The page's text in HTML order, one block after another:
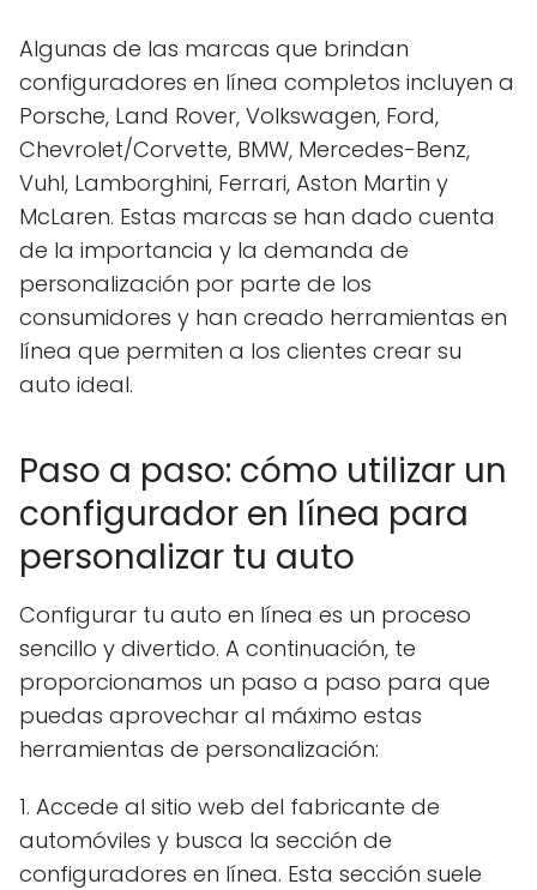
Algunas de las marcas que brindan
configuradores en línea completos incluyen a
Porsche, Land Rover, Volkswagen, Ford,
Chevrolet/Corvette, BMW, Mercedes-Benz,
Vuhl, Lamborghini, Ferrari, Aston Martin y
McLaren. Estas marcas se han dado cuenta
de la importancia y la demanda de
personalización por parte de los
consumidores y han creado herramientas en
línea que permiten a los clientes crear su
auto ideal.
Paso a paso: cómo utilizar un
configurador en línea para
personalizar tu auto
Configurar tu auto en línea es un proceso
sencillo y divertido. A continuación, te
proporcionamos un paso a paso para que
puedas aprovechar al máximo estas
herramientas de personalización:
1. Accede al sitio web del fabricante de
automóviles y busca la sección de
configuradores en línea. Esta sección suele